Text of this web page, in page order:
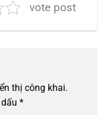
vote post
thị công khai.
*